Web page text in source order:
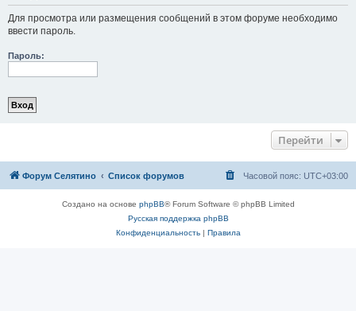
Для просмотра или размещения сообщений в этом форуме необходимо
ввести пароль.
Пароль:
Перейти
Форум Селятино Список форумов Часовой пояс: UTC+03:00
Создано на основе phpBB® Forum Software © phpBB Limited
Русская поддержка phpBB
Конфиденциальность| Правила